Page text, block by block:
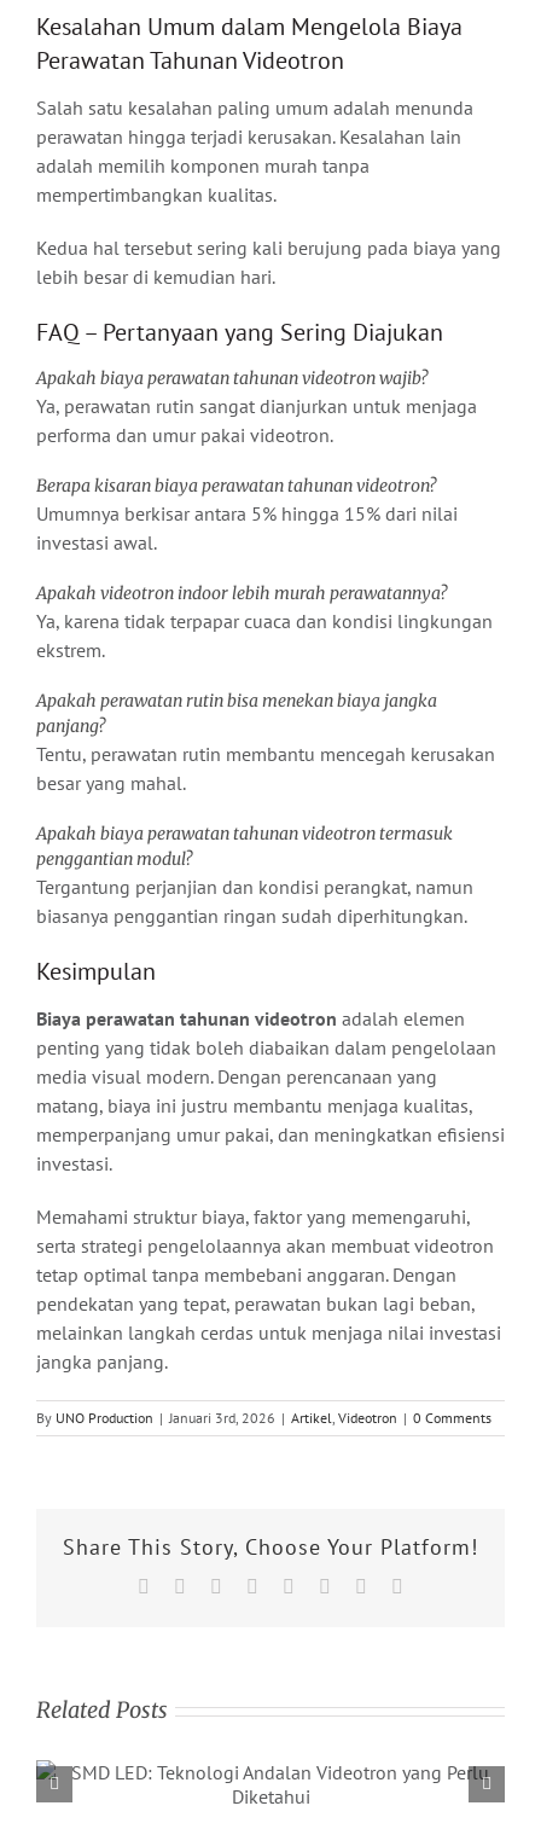
Kesalahan Umum dalam Mengelola Biaya
Perawatan Tahunan Videotron
Salah satu kesalahan paling umum adalah menunda
perawatan hingga terjadi kerusakan. Kesalahan lain
adalah memilih komponen murah tanpa
mempertimbangkan kualitas.
Kedua hal tersebut sering kali berujung pada biaya yang
lebih besar di kemudian hari.
FAQ – Pertanyaan yang Sering Diajukan
Apakah biaya perawatan tahunan videotron wajib?
Ya, perawatan rutin sangat dianjurkan untuk menjaga
performa dan umur pakai videotron.
Berapa kisaran biaya perawatan tahunan videotron?
Umumnya berkisar antara 5% hingga 15% dari nilai
investasi awal.
Apakah videotron indoor lebih murah perawatannya?
Ya, karena tidak terpapar cuaca dan kondisi lingkungan
ekstrem.
Apakah perawatan rutin bisa menekan biaya jangka
panjang?
Tentu, perawatan rutin membantu mencegah kerusakan
besar yang mahal.
Apakah biaya perawatan tahunan videotron termasuk
penggantian modul?
Tergantung perjanjian dan kondisi perangkat, namun
biasanya penggantian ringan sudah diperhitungkan.
Kesimpulan
Biaya perawatan tahunan videotron adalah elemen
penting yang tidak boleh diabaikan dalam pengelolaan
media visual modern. Dengan perencanaan yang
matang, biaya ini justru membantu menjaga kualitas,
memperpanjang umur pakai, dan meningkatkan efisiensi
investasi.
Memahami struktur biaya, faktor yang memengaruhi,
serta strategi pengelolaannya akan membuat videotron
tetap optimal tanpa membebani anggaran. Dengan
pendekatan yang tepat, perawatan bukan lagi beban,
melainkan langkah cerdas untuk menjaga nilai investasi
jangka panjang.
By UNO Production | Januari 3rd, 2026 | Artikel, Videotron | 0 Comments
Share This Story, Choose Your Platform!
Facebook Reddit LinkedIn
TumblrPinterest
Related Posts